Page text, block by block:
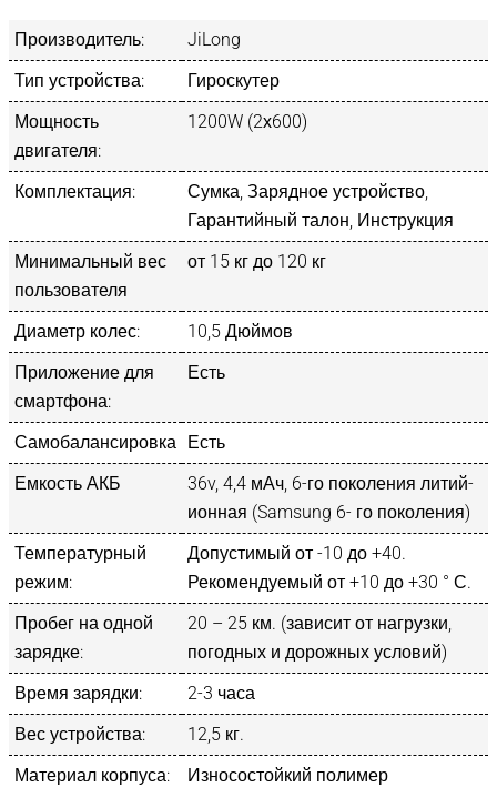
Производитель:
JiLong
Тип устройства:
Гироскутер
Мощность
двигателя:
1200W (2х600)
Комплектация:
Сумка, Зарядное устройство,
Гарантийный талон, Инструкция
Минимальный вес
пользователя
от 15 кг до 120 кг
Диаметр колес:
10,5 Дюймов
Приложение для
смартфона:
Есть
Самобалансировка Есть
Емкость АКБ
36v, 4,4 мАч, 6-го поколения литий-
ионная (Samsung 6- го поколения)
Температурный
режим:
Допустимый от -10 до +40.
Рекомендуемый от +10 до +30 ° С.
Пробег на одной
зарядке:
20 – 25 км. (зависит от нагрузки,
погодных и дорожных условий)
Время зарядки:
2-3 часа
Вес устройства:
12,5 кг.
Материал корпуса:
Износостойкий полимер